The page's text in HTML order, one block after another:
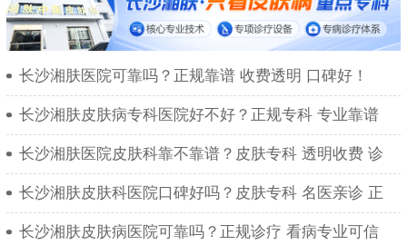
长沙湘肤医院可靠吗？正规靠谱 收费透明 口碑好！
长沙湘肤皮肤病专科医院好不好？正规专科 专业靠谱
长沙湘肤医院皮肤科靠不靠谱？皮肤专科 透明收费 诊
长沙湘肤皮肤科医院口碑好吗？皮肤专科 名医亲诊 正
长沙湘肤皮肤病医院可靠吗？正规诊疗 看病专业可信